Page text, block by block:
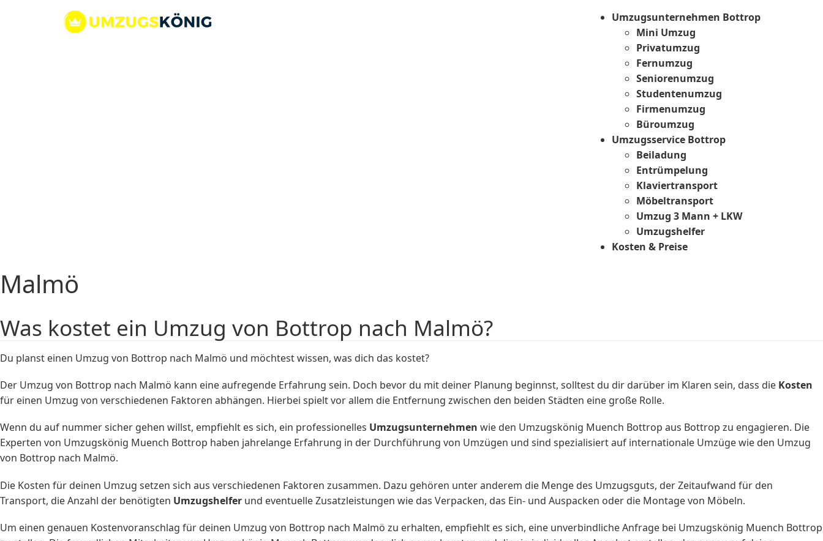
Umzugsunternehmen Bottrop
Mini Umzug
Privatumzug
Fernumzug
Seniorenumzug
Studentenumzug
Firmenumzug
Büroumzug
Umzugsservice Bottrop
Beiladung
Entrümpelung
Klaviertransport
Möbeltransport
Umzug 3 Mann + LKW
Umzugshelfer
Kosten & Preise
Malmö
Was kostet ein Umzug von Bottrop nach Malmö?
Du planst einen Umzug von Bottrop nach Malmö und möchtest wissen, was dich das kostet?
Der Umzug von Bottrop nach Malmö kann eine aufregende Erfahrung sein. Doch bevor du mit deiner Planung beginnst, solltest du dir darüber im Klaren sein, dass die Kosten
für einen Umzug von verschiedenen Faktoren abhängen. Hierbei spielt vor allem die Entfernung zwischen den beiden Städten eine große Rolle.
Wenn du auf nummer sicher gehen willst, empfiehlt es sich, ein professionelles Umzugsunternehmen wie den Umzugskönig Muench Bottrop aus Bottrop zu engagieren. Die
Experten von Umzugskönig Muench Bottrop haben jahrelange Erfahrung in der Durchführung von Umzügen und sind spezialisiert auf internationale Umzüge wie den Umzug
von Bottrop nach Malmö.
Die Kosten für deinen Umzug setzen sich aus verschiedenen Faktoren zusammen. Dazu gehören unter anderem die Menge des Umzugsguts, der Zeitaufwand für den
Transport, die Anzahl der benötigten Umzugshelfer und eventuelle Zusatzleistungen wie das Verpacken, das Ein- und Auspacken oder die Montage von Möbeln.
Um einen genauen Kostenvoranschlag für deinen Umzug von Bottrop nach Malmö zu erhalten, empfiehlt es sich, eine unverbindliche Anfrage bei Umzugskönig Muench Bottrop